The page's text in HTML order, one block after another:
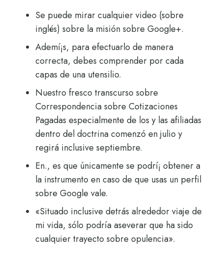
Se puede mirar cualquier video (sobre
inglés) sobre la misión sobre Google+.
Ademí¡s, para efectuarlo de manera
correcta, debes comprender por cada
capas de una utensilio.
Nuestro fresco transcurso sobre
Correspondencia sobre Cotizaciones
Pagadas especialmente de los y las afiliadas
dentro del doctrina comenzó en julio y
regirá inclusive septiembre.
En., es que únicamente se podrí¡ obtener a
la instrumento en caso de que usas un perfil
sobre Google vale.
«Situado inclusive detrás alrededor viaje de
mi vida, sólo podría aseverar que ha sido
cualquier trayecto sobre opulencia».